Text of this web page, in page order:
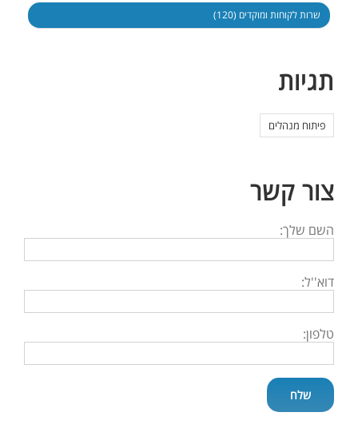
שרות לקוחות ומוקדים (120)
תגיות
פיתוח מנהלים
צור קשר
השם שלך:
דוא''ל:
טלפון: